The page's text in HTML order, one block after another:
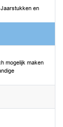
en
mogelijk maken